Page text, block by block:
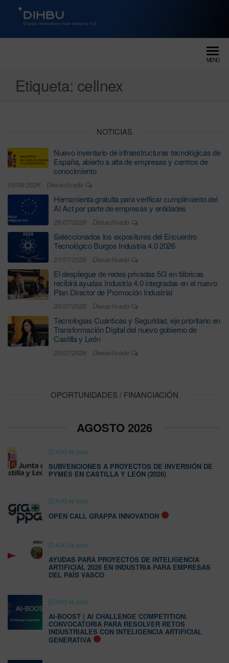
DIGITAL INNOVATION HUB
MENÚ
Etiqueta: cellnex
NOTICIAS
Nuevo inventario de infraestructuras tecnológicas de
España, abierto a alta de empresas y centros de
conocimiento
05/08/2026 Desactivado
Herramienta gratuita para verificar cumplimiento del
AI Act por parte de empresas y entidades
28/07/2026 Desactivado
Seleccionados los expositores del Encuentro
Tecnológico Burgos Industria 4.0 2026
27/07/2026 Desactivado
El despliegue de redes privadas 5G en fábricas
recibirá ayudas Industria 4.0 integradas en el nuevo
Plan Director de Promoción Industrial
20/07/2026 Desactivado
Tecnologías Cuánticas y Seguridad, eje prioritario en
Transformación Digital del nuevo gobierno de
Castilla y León
20/07/2026 Desactivado
OPORTUNIDADES / FINANCIACIÓN
AGOSTO 2026
AGO 08 2026
SUBVENCIONES A PROYECTOS DE INVERSIÓN DE
PYMES EN CASTILLA Y LEÓN (2026)
AGO 08 2026
OPEN CALL GRAPPA INNOVATION
AGO 08 2026
AYUDAS PARA PROYECTOS DE INTELIGENCIA
ARTIFICIAL 2026 EN INDUSTRIA PARA EMPRESAS
DEL PAÍS VASCO
AGO 08 2026
AI-BOOST | AI CHALLENGE COMPETITION:
CONVOCATORIA PARA RESOLVER RETOS
INDUSTRIALES CON INTELIGENCIA ARTIFICIAL
GENERATIVA